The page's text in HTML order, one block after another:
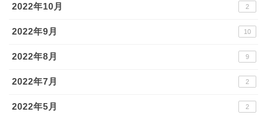
2022年10月 2
2022年9月 10
2022年8月 9
2022年7月 2
2022年5月 2